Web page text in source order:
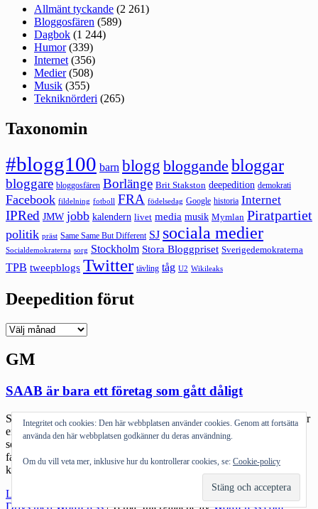
Allmänt tyckande (2 261)
Bloggosfären (589)
Dagbok (1 244)
Humor(339)
Internet (356)
Medier(508)
Musik (355)
Tekniknörderi (265)
Taxonomin
#blogg100 barn blogg bloggande bloggar
bloggare bloggosfären Borlänge Brit Stakston deepedition demokrati
Facebook fildelning fotboll FRA födelsedag Google historia Internet
IPRed JMW jobb kalendern livet media musik Mymlan Piratpartiet
politik präst Same Same But Different SJ sociala medier
Socialdemokraterna sorg Stockholm Stora Bloggpriset Sverigedemokraterna
TPB tweepblogs Twitter tävling tåg U2 Wikileaks
Deepedition förut
Deepedition
GM
SAAB är bara ett företag som gått dåligt
SAAB. Vi ägde en SAAB en gång. En metallic vinröd 900. Det var
en okej bil. SAAB är något speciellt. Men nej, jag tillhör inte dem
som ropar på statlig intervention. De som gör det missar ett viktigt
faktum: det går inte att tillverka bilar på det sättet i ett land med den
kostnadsmassa som […]
Läs mer
är
Drivs med WordPress |Tema: Intergalactic avWordPress.com.
Integritet och cookies: Den här webbplatsen använder cookies. Genom att fortsätta
använda den här webbplatsen godkänner du deras användning.
Om du vill veta mer, inklusive hur du kontrollerar cookies, se: Cookie-policy